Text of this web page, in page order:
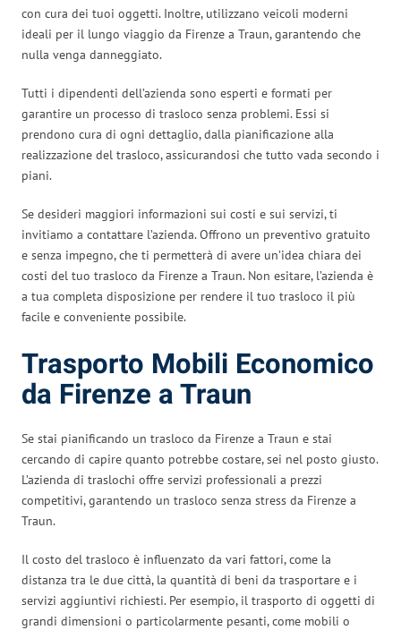
con cura dei tuoi oggetti. Inoltre, utilizzano veicoli moderni
ideali per il lungo viaggio da Firenze a Traun, garantendo che
nulla venga danneggiato.
Tutti i dipendenti dell’azienda sono esperti e formati per
garantire un processo di trasloco senza problemi. Essi si
prendono cura di ogni dettaglio, dalla pianificazione alla
realizzazione del trasloco, assicurandosi che tutto vada secondo i
piani.
Se desideri maggiori informazioni sui costi e sui servizi, ti
invitiamo a contattare l’azienda. Offrono un preventivo gratuito
e senza impegno, che ti permetterà di avere un’idea chiara dei
costi del tuo trasloco da Firenze a Traun. Non esitare, l’azienda è
a tua completa disposizione per rendere il tuo trasloco il più
facile e conveniente possibile.
Trasporto Mobili Economico
da Firenze a Traun
Se stai pianificando un trasloco da Firenze a Traun e stai
cercando di capire quanto potrebbe costare, sei nel posto giusto.
L’azienda di traslochi offre servizi professionali a prezzi
competitivi, garantendo un trasloco senza stress da Firenze a
Traun.
Il costo del trasloco è influenzato da vari fattori, come la
distanza tra le due città, la quantità di beni da trasportare e i
servizi aggiuntivi richiesti. Per esempio, il trasporto di oggetti di
grandi dimensioni o particolarmente pesanti, come mobili o